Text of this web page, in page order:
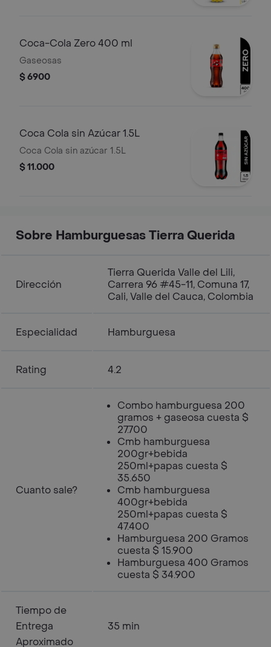
Coca-Cola Zero 400 ml
Gaseosas
$ 6900
Coca Cola sin Azúcar 1.5L
Coca Cola sin azúcar 1.5L
$ 11.000
Sobre Hamburguesas Tierra Querida
Dirección
Tierra Querida Valle del Lili,
Carrera 96 #45-11, Comuna 17,
Cali, Valle del Cauca, Colombia
Especialidad Hamburguesa
Rating 4.2
Cuanto sale?
Combo hamburguesa 200
gramos + gaseosa cuesta $
27.700
Cmb hamburguesa
200gr+bebida
250ml+papas cuesta $
35.650
Cmb hamburguesa
400gr+bebida
250ml+papas cuesta $
47.400
Hamburguesa 200 Gramos
cuesta $ 15.900
Hamburguesa 400 Gramos
cuesta $ 34.900
Tiempo de
Entrega
Aproximado
35 min